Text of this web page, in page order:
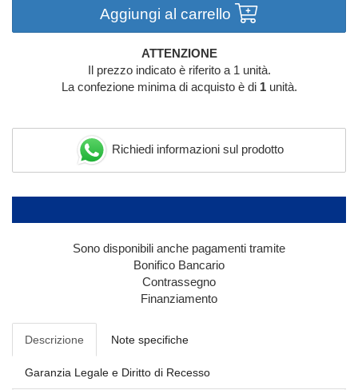
Aggiungi al carrello
ATTENZIONE
Il prezzo indicato è riferito a 1 unità.
La confezione minima di acquisto è di 1unità.
Richiedi informazioni sul prodotto
Sono disponibili anche pagamenti tramite
Bonifico Bancario
Contrassegno
Finanziamento
Descrizione Note specifiche
Garanzia Legale e Diritto di Recesso